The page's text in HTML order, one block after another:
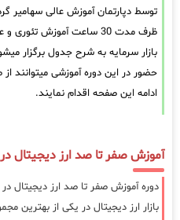
توسط دپارتمان آموزش عالی سهامیر
ظرف مدت 30 ساعت آموزش تئوری و عملی و بهمراه ارائه
بازار سرمایه به شرح جدول برگزار
حضور در این دوره آموزشی میتوانند
ادامه این صفحه اقدام نمایند.
آموزش صفر تا صد ارز دیجیتال
دوره آموزش صفر تا صد ارز دیجیتال
بازار ارز دیجیتال در یکی از بهترین